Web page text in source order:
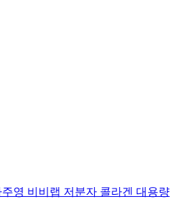
영 비비랩 저분자 콜라겐 대용량